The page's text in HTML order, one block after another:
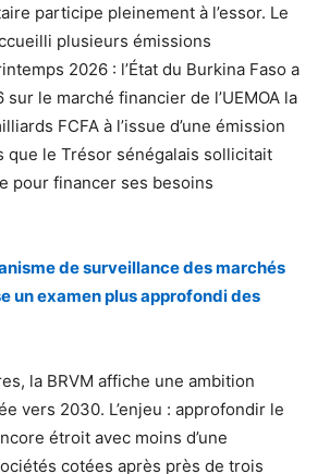
participe pleinement à l’essor. Le
plusieurs émissions
2026 : l’État du Burkina Faso a
le marché financier de l’UEMOA la
FCFA à l’issue d’une émission
que le Trésor sénégalais sollicitait
pour financer ses besoins
de surveillance des marchés
un examen plus approfondi des
la BRVM affiche une ambition
vers 2030. L’enjeu : approfondir le
étroit avec moins d’une
cotées après près de trois